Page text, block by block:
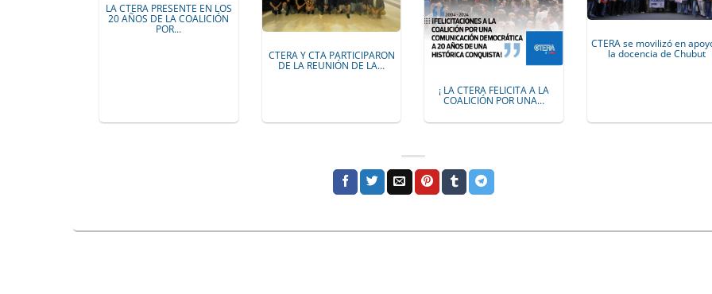
LA CTERA PRESENTE EN LOS
20 AÑOS DE LA COALICIÓN
POR…
CTERA Y CTA PARTICIPARON
DE LA REUNIÓN DE LA…
¡ LA CTERA FELICITA A LA
COALICIÓN POR UNA…
CTERA se movilizó en
la docencia de Chubut